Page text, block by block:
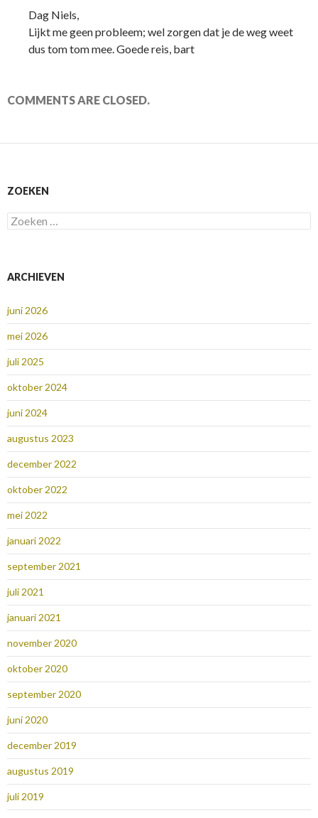
Dag Niels,
Lijkt me geen probleem; wel zorgen dat je de weg weet
dus tom tom mee. Goede reis, bart
COMMENTS ARE CLOSED.
ZOEKEN
Zoeken
naar:
ARCHIEVEN
juni 2026
mei 2026
juli 2025
oktober 2024
juni 2024
augustus 2023
december 2022
oktober 2022
mei 2022
januari 2022
september 2021
juli 2021
januari 2021
november 2020
oktober 2020
september 2020
juni 2020
december 2019
augustus 2019
juli 2019